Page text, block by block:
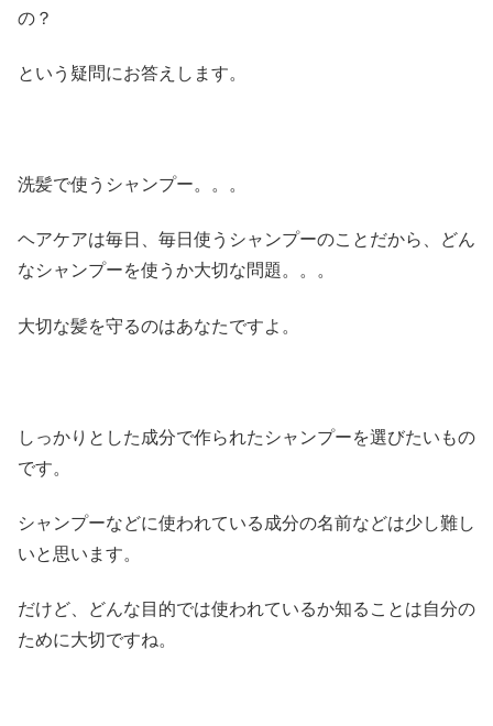
の？
という疑問にお答えします。
洗髪で使うシャンプー。。。
ヘアケアは毎日、毎日使うシャンプーのことだから、どん
なシャンプーを使うか大切な問題。。。
大切な髪を守るのはあなたですよ。
しっかりとした成分で作られたシャンプーを選びたいもの
です。
シャンプーなどに使われている成分の名前などは少し難し
いと思います。
だけど、どんな目的では使われているか知ることは自分の
ために大切ですね。